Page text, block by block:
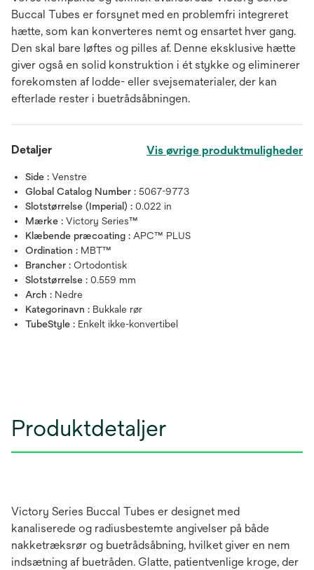
Buccal Tubes er forsynet med en problemfri integreret
hætte, som kan konverteres nemt og ensartet hver gang.
Den skal bare løftes og pilles af. Denne eksklusive hætte
giver også en solid konstruktion i ét stykke og eliminerer
forekomsten af lodde- eller svejsematerialer, der kan
efterlade rester i buetrådsåbningen.
Detaljer Vis øvrige produktmuligheder
Side : Venstre
Global Catalog Number : 5067-9773
Slotstørrelse (Imperial) : 0.022 in
Mærke : Victory Series™
Klæbende præcoating : APC™ PLUS
Ordination : MBT™
Brancher : Ortodontisk
Slotstørrelse : 0.559 mm
Arch : Nedre
Kategorinavn : Bukkale rør
TubeStyle : Enkelt ikke-konvertibel
Produktdetaljer
Victory Series Buccal Tubes er designet med
kanaliserede og radiusbestemte angivelser på både
nakketræksrør og buetrådsåbning, hvilket giver en nem
indsætning af buetråden. Glatte, patientvenlige kroge, der